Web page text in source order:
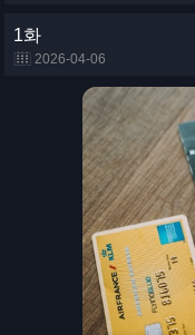
1화
2026-04-06